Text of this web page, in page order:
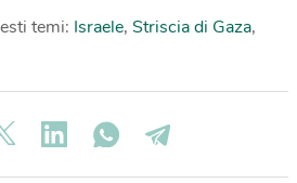
temi: Israele, Striscia di Gaza,